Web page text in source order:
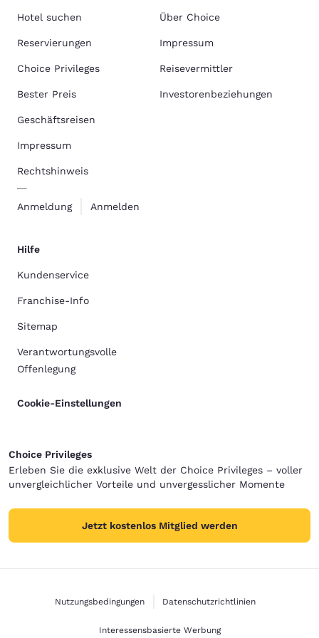
Hotel suchen
Reservierungen
Choice Privileges
Bester Preis
Geschäftsreisen
Impressum
Rechtshinweis
Anmeldung Anmelden
Über Choice
Impressum
Reisevermittler
Investorenbeziehungen
Hilfe
Kundenservice
Franchise-Info
Sitemap
Verantwortungsvolle
Offenlegung
Cookie-Einstellungen
Choice Privileges
Erleben Sie die exklusive Welt der Choice Privileges – voller
unvergleichlicher Vorteile und unvergesslicher Momente
Jetzt kostenlos Mitglied werden
Nutzungsbedingungen Datenschutzrichtlinien
Interessensbasierte Werbung